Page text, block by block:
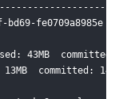
bd69-